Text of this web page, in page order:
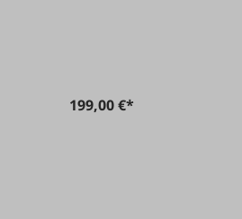
199,00 €*